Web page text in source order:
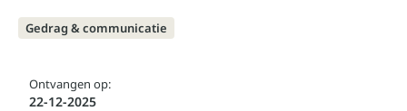
Gedrag & communicatie
Ontvangen op:
22-12-2025